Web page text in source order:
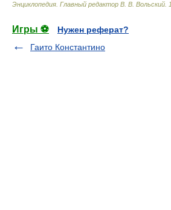
Энциклопедия Главный редактор В. В. Вольский
Игры ⚽
Нужен реферат?
Гаито Константино